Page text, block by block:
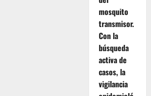
mosquito
transmisor.
Con la
búsqueda
activa de
casos, la
vigilancia